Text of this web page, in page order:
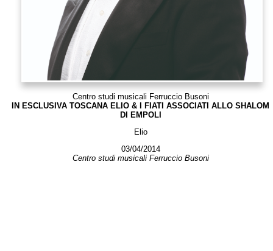
Centro studi musicali Ferruccio Busoni
IN ESCLUSIVA TOSCANA ELIO & I FIATI ASSOCIATI ALLO SHALOM
DI EMPOLI
Elio
03/04/2014
Centro studi musicali Ferruccio Busoni